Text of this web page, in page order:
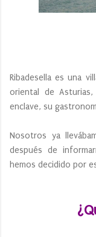
Ribadesella es una
oriental de
enclave, su
Nosotros ya
después de
hemos decidido por